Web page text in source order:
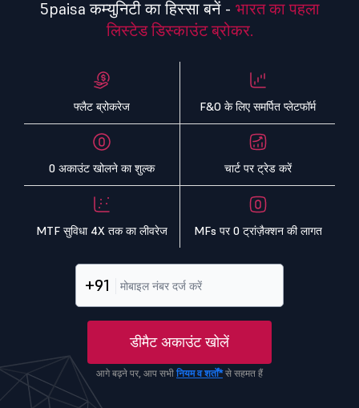
5paisa कम्युनिटी का हिस्सा बनें - भारत का पहला
लिस्टेड डिस्काउंट ब्रोकर.
फ्लैट ब्रोकरेज F&O के लिए समर्पित प्लेटफॉर्म
0 अकाउंट खोलने का शुल्क चार्ट पर ट्रेड करें
MTF सुविधा 4X तक का लीवरेज MFs पर 0 ट्रांज़ैक्शन की लागत
+91
डीमैट अकाउंट खोलें
आगे बढ़ने पर, आप सभी नियम व शर्तों*से सहमत हैं